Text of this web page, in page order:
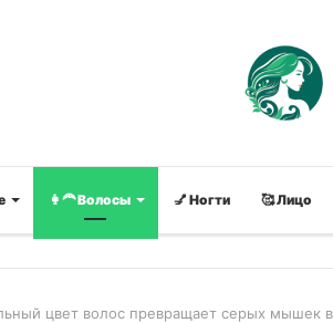
👩‍🦰 Волосы 💅 Ногти 🥰 Лицо
цвет волос превращает серых мышек